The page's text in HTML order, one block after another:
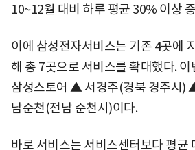
10~12월 대비 하루 평균 30% 이상
이에 삼성전자서비스는 기존 4곳에
해 총 7곳으로 서비스를 확대했다.
삼성스토어 ▲ 서경주(경북 경주시
남순천(전남 순천시)이다.
바로 서비스는 서비스센터보다 평균